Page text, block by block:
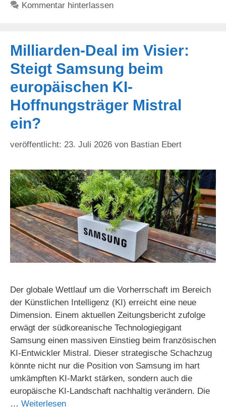
Kommentar hinterlassen
Milliarden-Deal im Visier:
Steigt Samsung beim
europäischen KI-
Hoffnungsträger Mistral
ein?
23. Juli 2026 von Bastian Ebert
Der globale Wettlauf um die Vorherrschaft im Bereich
der Künstlichen Intelligenz (KI) erreicht eine neue
Dimension. Einem aktuellen Zeitungsbericht zufolge
erwägt der südkoreanische Technologiegigant
Samsung einen massiven Einstieg beim französischen
KI-Entwickler Mistral. Dieser strategische Schachzug
könnte nicht nur die Position von Samsung im hart
umkämpften KI-Markt stärken, sondern auch die
europäische KI-Landschaft nachhaltig verändern. Die
… Weiterlesen